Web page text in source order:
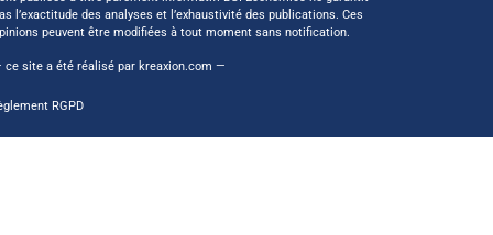
l’exactitude des analyses et l’exhaustivité des publications. Ces
peuvent être modifiées à tout moment sans notification.
ce site a été réalisé par kreaxion.com —
RGPD